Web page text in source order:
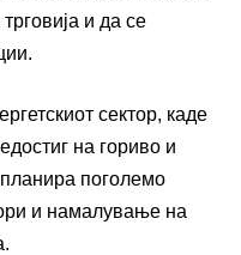
и да се
сектор, каде
на гориво и
поголемо
и намалување на